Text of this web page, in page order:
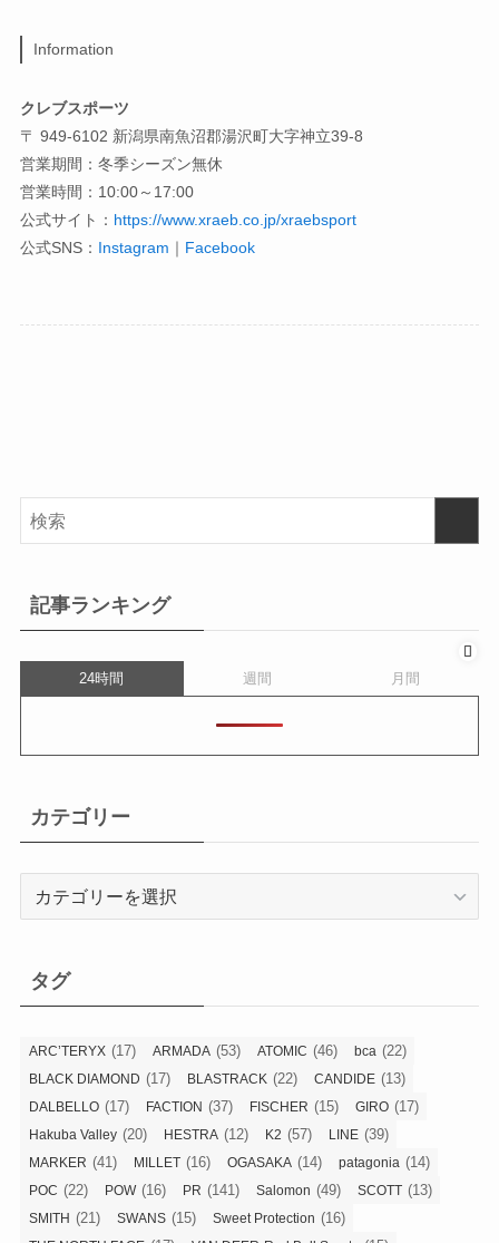
Information
クレブスポーツ
〒 949-6102 新潟県南魚沼郡湯沢町大字神立39-8
営業期間：冬季シーズン無休
営業時間：10:00～17:00
公式サイト： https://www.xraeb.co.jp/xraebsport
公式SNS： Instagram ｜ Facebook
記事ランキング
24時間 週間 月間
カテゴリー
ー
タグ
ARC’TERYX (17) ARMADA (53) ATOMIC (46) bca (22)
BLACK DIAMOND (17) BLASTRACK (22) CANDIDE (13)
DALBELLO (17) FACTION (37) FISCHER (15) GIRO (17)
Hakuba Valley (20) HESTRA (12) K2 (57) LINE (39)
MARKER (41) MILLET (16) OGASAKA (14) patagonia (14)
POC (22) POW(16) PR (141) Salomon (49) SCOTT (13)
SMITH (21) SWANS (15) Sweet Protection (16)